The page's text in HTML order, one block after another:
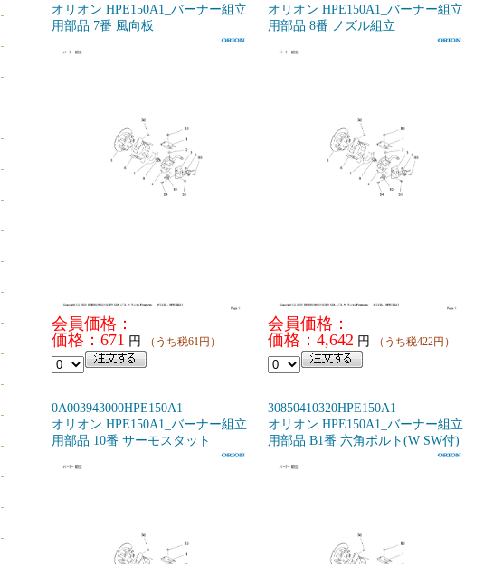
オリオン HPE150A1_バーナー組立
用部品 7番 風向板
会員価格：
価格：671 円 （うち税61円）
オリオン HPE150A1_バーナー組立
用部品 8番 ノズル組立
会員価格：
価格：4,642 円 （うち税422円）
0A003943000HPE150A1
オリオン HPE150A1_バーナー組立
用部品 10番 サーモスタット
30850410320HPE150A1
オリオン HPE150A1_バーナー組立
用部品 B1番 六角ボルト(W SW付)